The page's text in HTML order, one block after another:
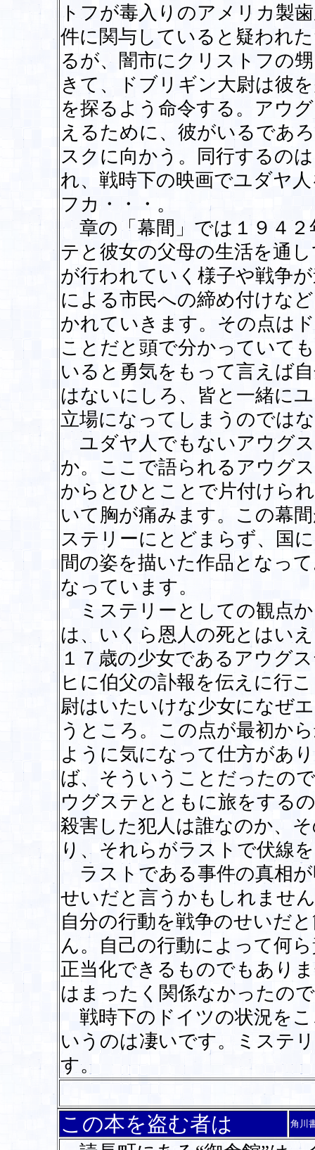
トフが毒入りのアメリカ製
件に関与していると疑われ
るが、闇市にクリストフの
きて、ドブリギン大尉は彼
を探るよう命令する。アウ
えるために、彼がいるであ
スクに向かう。同行するの
れ、戦時下の映画でユダヤ
フカ・・・。
章の「幕間」では１９４
テと彼女の父母の生活を通
が行われていく様子や戦争
による市民への締め付けな
かれていきます。その点は
ことだと頭で分かっていて
いると勇気をもって言えば
はないにしろ、皆と一緒に
立場になってしまうのでは
ユダヤ人でもないアウグ
か。ここで語られるアウグ
からとひとことで片付けら
いて胸が痛みます。この幕
ステリーにとどまらず、国
間の姿を描いた作品となっ
なっています。
ミステリーとしての観点
は、いくら恩人の死とはい
１７歳の少女であるアウグ
ヒに伯父の訃報を伝えに行
尉はいたいけな少女になぜ
うところ。この点が最初か
ように気になって仕方があ
ば、そういうことだったの
ウグステとともに旅をする
殺害した犯人は誰なのか、
り、それらがラストで伏線
ラストである事件の真相
せいだと言うかもしれませ
自分の行動を戦争のせいだ
ん。自己の行動によって何
正当化できるものでもあり
はまったく関係なかったの
戦時下のドイツの状況を
いうのは凄いです。ミステ
す。
この本を盗む者は 角川